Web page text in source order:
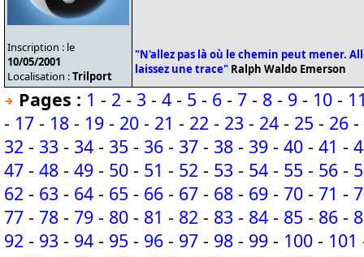
Inscription : le
10/05/2001
Localisation :Trilport
"N'allez pas là où le chemin peut mener.
laissez une trace" Ralph Waldo Emerson
Pages : 1 - 2 - 3 - 4 - 5 - 6 - 7 - 8 - 9 - 10 -
- 17 - 18 - 19 - 20 - 21 - 22 - 23 - 24 - 25 - 26 -
32 - 33 - 34 - 35 - 36 - 37 - 38 - 39 - 40 - 41 -
47 - 48 - 49 - 50 - 51 - 52 - 53 - 54 - 55 - 56 -
62 - 63 - 64 - 65 - 66 - 67 - 68 - 69 - 70 - 71 -
77 - 78 - 79 - 80 - 81 - 82 - 83 - 84 - 85 - 86 -
92 - 93 - 94 - 95 - 96 - 97 - 98 - 99 - 100 - 101